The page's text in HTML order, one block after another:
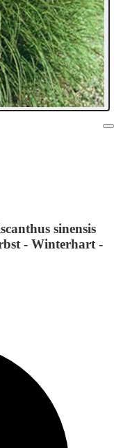
sinensis
- Winterhart -